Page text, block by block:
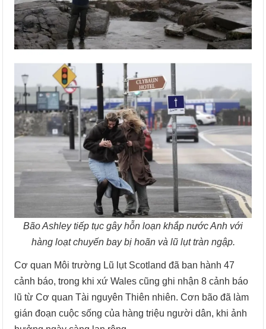
Bão Ashley tiếp tục gây hỗn loạn khắp nước Anh với
hàng loạt chuyến bay bị hoãn và lũ lụt tràn ngập.
Cơ quan Môi trường Lũ lụt Scotland đã ban hành 47
cảnh báo, trong khi xứ Wales cũng ghi nhận 8 cảnh báo
lũ từ Cơ quan Tài nguyên Thiên nhiên. Cơn bão đã làm
gián đoạn cuộc sống của hàng triệu người dân, khi ảnh